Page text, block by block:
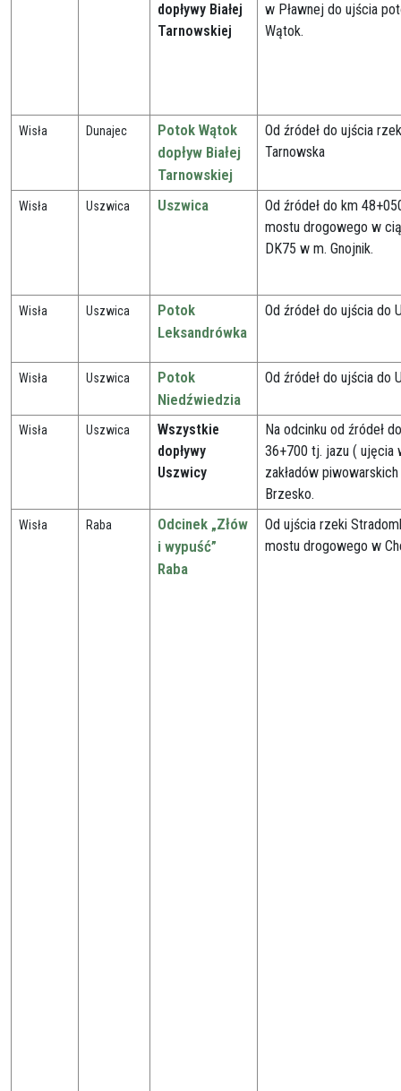
dopływy Białej
Tarnowskiej
w Pławnej do ujścia
Wątok.
Wisła Dunajec
Potok Wątok
dopływ Białej
Tarnowskiej
Od źródeł do ujścia
Tarnowska
Wisła Uszwica Uszwica
Od źródeł do km
mostu drogowego w
DK75 w m. Gnojnik.
Wisła Uszwica
Potok
Leksandrówka
Od źródeł do ujścia do
Wisła Uszwica
Potok
Niedźwiedzia
Od źródeł do ujścia do
Wisła Uszwica
Wszystkie
dopływy
Uszwicy
Na odcinku od źródeł
36+700 tj. jazu ( ujęcia
zakładów
Brzesko.
Wisła Raba
Odcinek „Złów
i wypuść”
Raba
Od ujścia rzeki
mostu drogowego w